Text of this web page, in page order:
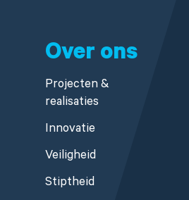
Over ons
Projecten &
realisaties
Innovatie
Veiligheid
Stiptheid